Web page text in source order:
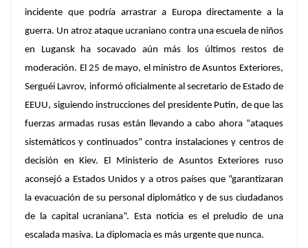
incidente que podría arrastrar a Europa directamente a la
guerra. Un atroz ataque ucraniano contra una escuela de niños
en Lugansk ha socavado aún más los últimos restos de
moderación. El 25 de mayo, el ministro de Asuntos Exteriores,
Serguéi Lavrov, informó oficialmente al secretario de Estado de
EEUU, siguiendo instrucciones del presidente Putin, de que las
fuerzas armadas rusas están llevando a cabo ahora “ataques
sistemáticos y continuados” contra instalaciones y centros de
decisión en Kiev. El Ministerio de Asuntos Exteriores ruso
aconsejó a Estados Unidos y a otros países que “garantizaran
la evacuación de su personal diplomático y de sus ciudadanos
de la capital ucraniana”. Esta noticia es el preludio de una
escalada masiva. La diplomacia es más urgente que nunca.